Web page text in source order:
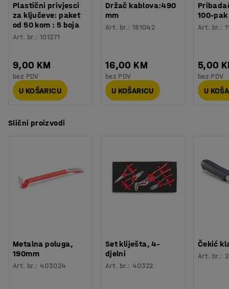
Plastični privjesci
za ključeve: paket
od 50 kom : 5 boja
Art. br.:101271
9,00 KM
bez PDV
U KOŠARICU
Držač kablova:490
mm
Art. br.: 151042
16,00 KM
bez PDV
U KOŠARICU
100-pak
Art. br.:
5,00
bez PDV
U
Slični proizvodi
Metalna poluga,
190mm
Art. br.: 403024
Set kliješta, 4-
djelni
Art. br.: 40322
Čekić
Art. br.: